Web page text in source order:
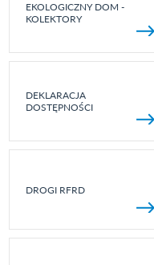
EKOLOGICZNY DOM -
KOLEKTORY
DEKLARACJA
DOSTĘPNOŚCI
DROGI RFRD